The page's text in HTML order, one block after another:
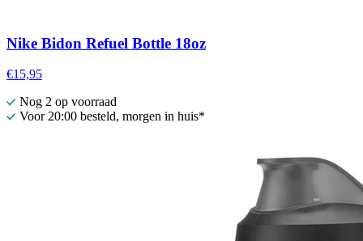
Nike Bidon Refuel Bottle 18oz
€15,95
Nog 2 op voorraad
Voor 20:00 besteld, morgen in huis*